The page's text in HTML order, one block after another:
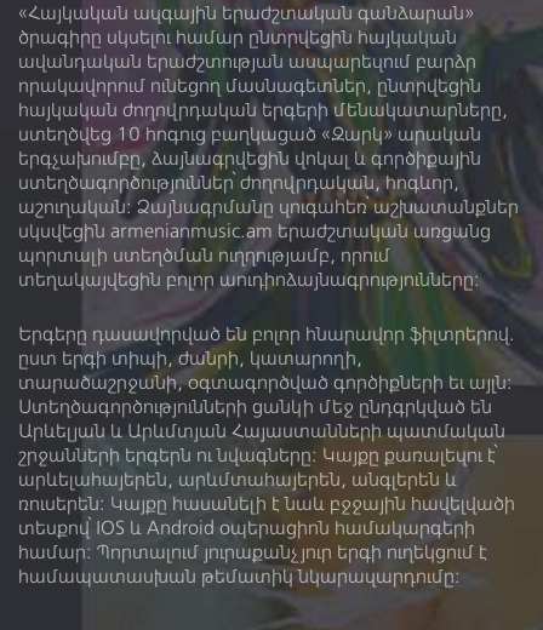
Ենթաժանր
Տարածաշրջան
Հեղինակ
Կատարող
Նուագարան
Ձայնադարան Տեսադարան
Մեր մասին Գրադարան
Լիցենզիա
«Հայկական ազգային երաժշտական գանձարան»
ծրագիրը սկսելու համար ընտրվեցին հայկական
ավանդական երաժշտության ասպարեզում բարձր
որակավորում ունեցող մասնագետներ, ընտրվեցին
հայկական ժողովրդական երգերի մենակատարները,
ստեղծվեց 10 հոգուց բաղկացած «Զարկ» արական
երգչախումբը, ձայնագրվեցին վոկալ և գործիքային
ստեղծագործություններ՝ ժողովրդական, հոգևոր,
աշուղական: Ձայնագրմանը զուգահեռ՝ աշխատանքներ
սկսվեցին armenianmusic.am երաժշտական առցանց
պորտալի ստեղծման ուղղությամբ, որում
տեղակայվեցին բոլոր աուդիոձայնագրությունները:
Երգերը դասավորված են բոլոր հնարավոր ֆիլտրերով.
ըստ երգի տիպի, ժանրի, կատարողի,
տարածաշրջանի, օգտագործված գործիքների եւ այլն:
Ստեղծագործությունների ցանկի մեջ ընդգրկված են
Արևելյան և Արևմտյան Հայաստանների պատմական
շրջանների երգերն ու նվագները: Կայքը քառալեզու է՝
արևելահայերեն, արևմտահայերեն, անգլերեն և
ռուսերեն։ Կայքը հասանելի է նաև բջջային հավելվածի
տեսքով՝ IOS և Android օպերացիոն համակարգերի
համար: Պորտալում յուրաքանչյուր երգի ուղեկցում է
համապատասխան թեմատիկ նկարազարդումը: